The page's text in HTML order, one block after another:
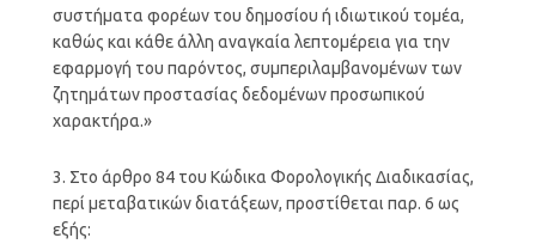
συστήματα φορέων του δημοσίου ή ιδιωτικού τομέα,
καθώς και κάθε άλλη αναγκαία λεπτομέρεια για την
εφαρμογή του παρόντος, συμπεριλαμβανομένων των
ζητημάτων προστασίας δεδομένων προσωπικού
χαρακτήρα.»
3. Στο άρθρο 84 του Κώδικα Φορολογικής Διαδικασίας,
περί μεταβατικών διατάξεων, προστίθεται παρ. 6 ως
εξής: